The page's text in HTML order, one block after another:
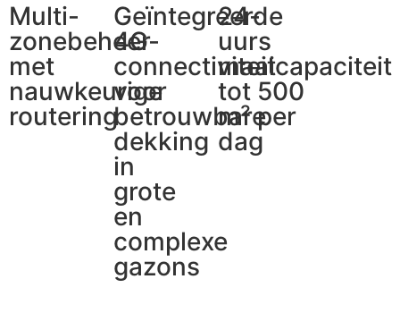
Multi-
zonebeheer
met
nauwkeurige
routering
Geïntegreerde
4G-
connectiviteit
voor
betrouwbare
dekking
in
grote
en
complexe
gazons
24-
uurs
maaicapaciteit
tot 500
m² per
dag